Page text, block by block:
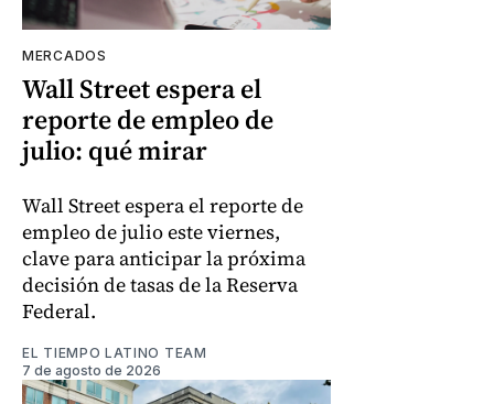
MERCADOS
Wall Street espera el
reporte de empleo de
julio: qué mirar
Wall Street espera el reporte de
empleo de julio este viernes,
clave para anticipar la próxima
decisión de tasas de la Reserva
Federal.
EL TIEMPO LATINO TEAM
7 de agosto de 2026